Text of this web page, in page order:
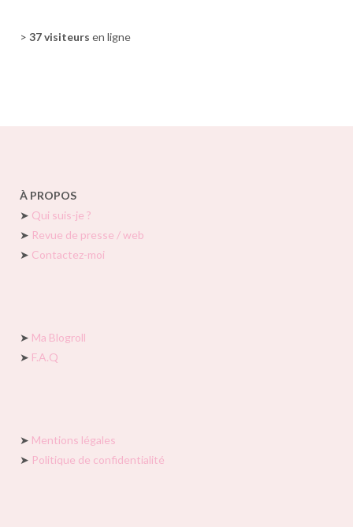
> 37 visiteurs en ligne
À PROPOS
➤ Qui suis-je ?
➤ Revue de presse / web
➤ Contactez-moi
➤ Ma Blogroll
➤ F.A.Q
➤ Mentions légales
➤ Politique de confidentialité